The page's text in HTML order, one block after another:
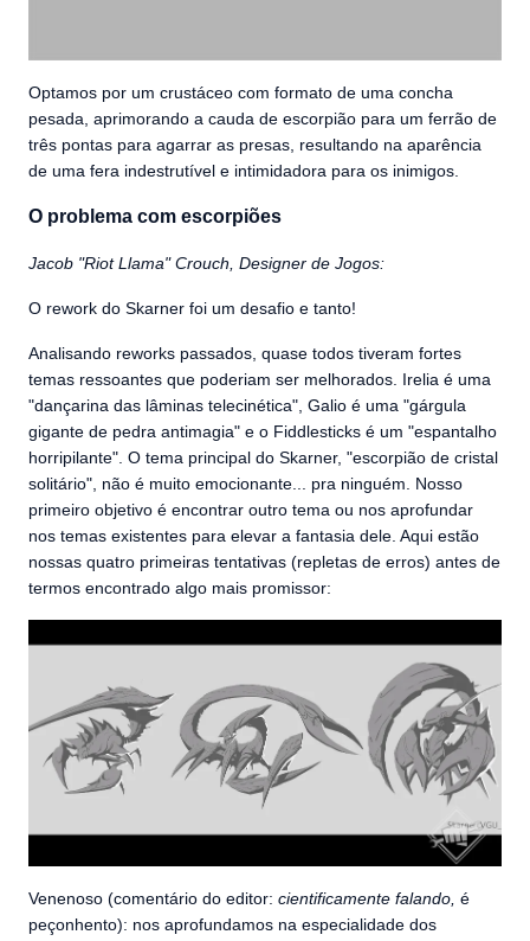
Optamos por um crustáceo com formato de uma concha
pesada, aprimorando a cauda de escorpião para um ferrão de
três pontas para agarrar as presas, resultando na aparência
de uma fera indestrutível e intimidadora para os inimigos.
O problema com escorpiões
Jacob "Riot Llama" Crouch, Designer de Jogos:
O rework do Skarner foi um desafio e tanto!
Analisando reworks passados, quase todos tiveram fortes
temas ressoantes que poderiam ser melhorados. Irelia é uma
"dançarina das lâminas telecinética", Galio é uma "gárgula
gigante de pedra antimagia" e o Fiddlesticks é um "espantalho
horripilante". O tema principal do Skarner, "escorpião de cristal
solitário", não é muito emocionante... pra ninguém. Nosso
primeiro objetivo é encontrar outro tema ou nos aprofundar
nos temas existentes para elevar a fantasia dele. Aqui estão
nossas quatro primeiras tentativas (repletas de erros) antes de
termos encontrado algo mais promissor:
Venenoso (comentário do editor: cientificamente falando, é
peçonhento): nos aprofundamos na especialidade dos